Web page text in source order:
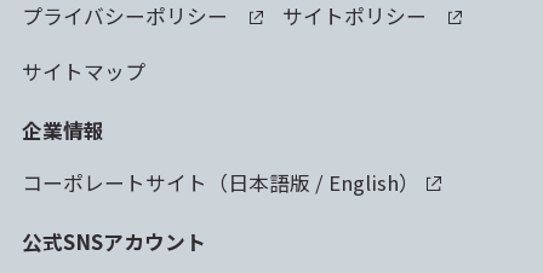
プライバシーポリシー
サイトポリシー
サイトマップ
企業情報
コーポレートサイト（日本語版 / English）
公式SNSアカウント